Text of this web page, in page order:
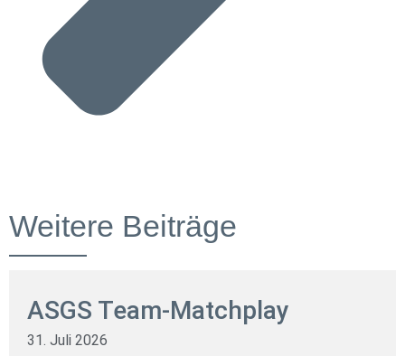
Weitere Beiträge
ASGS Team-Matchplay
31. Juli 2026